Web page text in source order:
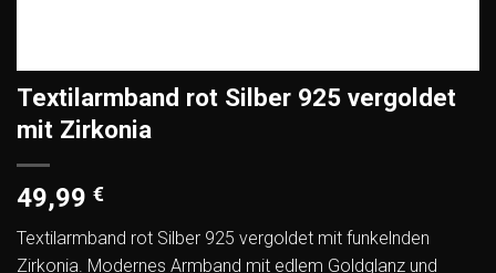
Textilarmband rot Silber 925 vergoldet
mit Zirkonia
49,99 €
Textilarmband rot Silber 925 vergoldet mit funkelnden
Zirkonia. Modernes Armband mit edlem Goldglanz und